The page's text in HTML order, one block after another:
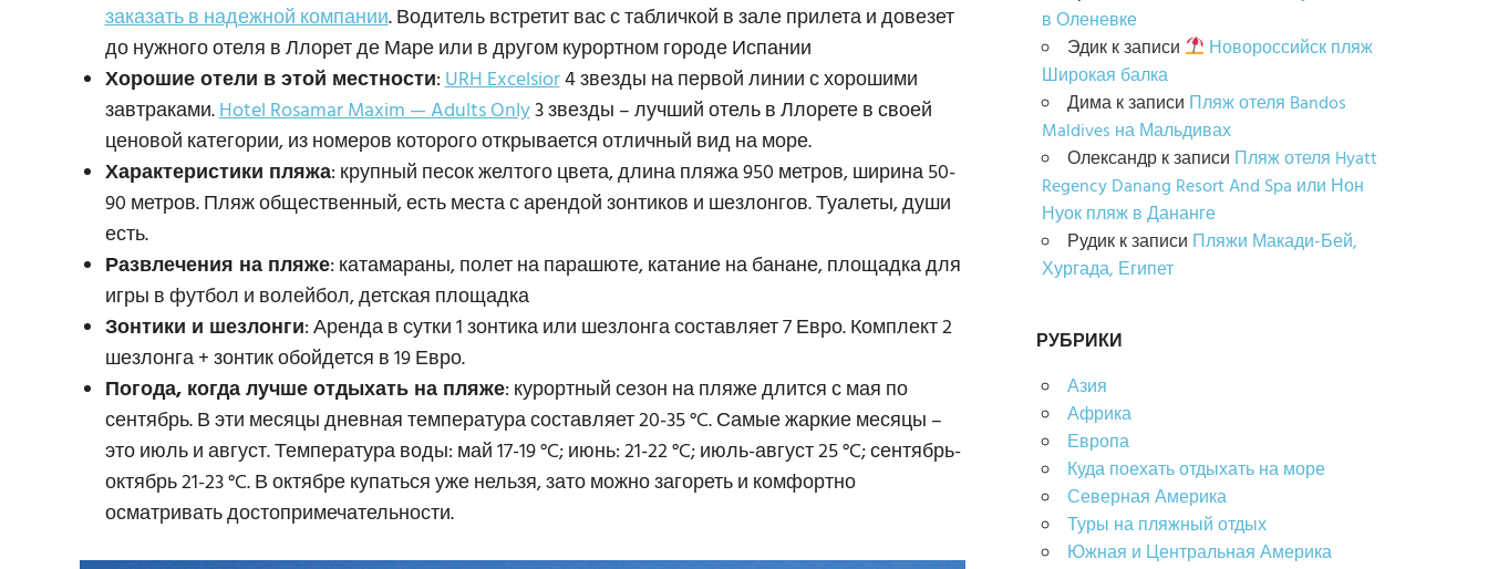
заказать в надежной компании. Водитель встретит вас с табличкой в зале прилета и довезет
до нужного отеля в Ллорет де Маре или в другом курортном городе Испании
Хорошие отели в этой местности:URH Excelsior4 звезды на первой линии с хорошими
завтраками.Hotel Rosamar Maxim — Adults Only3 звезды – лучший отель в Ллорете в своей
ценовой категории, из номеров которого открывается отличный вид на море.
Характеристики пляжа: крупный песок желтого цвета, длина пляжа 950 метров, ширина 50-
90 метров. Пляж общественный, есть места с арендой зонтиков и шезлонгов. Туалеты, души
есть.
Развлечения на пляже: катамараны, полет на парашюте, катание на банане, площадка для
игры в футбол и волейбол, детская площадка
Зонтики и шезлонги: Аренда в сутки 1 зонтика или шезлонга составляет 7 Евро. Комплект 2
шезлонга + зонтик обойдется в 19 Евро.
Погода, когда лучше отдыхать на пляже: курортный сезон на пляже длится с мая по
сентябрь. В эти месяцы дневная температура составляет 20-35 °C. Самые жаркие месяцы –
это июль и август. Температура воды: май 17-19 °C; июнь: 21-22 °C; июль-август 25 °C; сентябрь-
октябрь 21-23 °C. В октябре купаться уже нельзя, зато можно загореть и комфортно
осматривать достопримечательности.
в Оленевке
Эдикк записи
Новороссийск пляж
Широкая балка
Димак записи Пляж отеля Bandos
Maldives на Мальдивах
Олександрк записи Пляж отеля Hyatt
Regency Danang Resort And Spa или Нон
Нуок пляж в Дананге
Рудикк записи Пляжи Макади-Бей,
Хургада, Египет
РУБРИКИ
Азия
Африка
Европа
Куда поехать отдыхать на море
Северная Америка
Туры на пляжный отдых
Южная и Центральная Америка